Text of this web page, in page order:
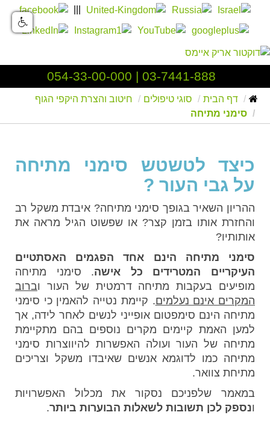
03-7441-888
|
054-33-00-000
דף הבית סוגי טיפולים
חיטוב והצרת היקפי הגוף
סימני מתיחה
כיצד לטשטש סימני מתיחה
על גבי העור ?
ההריון השאיר בגופך סימני מתיחה? איבדת משקל רב
והחזרת אותו בזמן קצר? או שפשוט הגיל מראה את
אותותיו?
סימני מתיחה הינם אחד הפגמים האסתטיים
העיקריים המטרידים כל אישה. סימני מתיחה
מופיעים בעקבות מתיחה דרמטית של העור וברוב
המקרים אינם נעלמים. קיימת נטייה להאמין כי סימני
מתיחה הינם סימפטום אופייני לנשים לאחר לידה, אך
למען האמת קיימים מקרים נוספים בהם מתקיימת
מתיחה של העור ועולה האפשרות להיווצרות סימני
מתיחה כמו לדוגמא אנשים שאיבדו משקל וצריכים
מתיחת צוואר.
במאמר שלפניכם נסקור את מכלול האפשרויות
ונספק לכן תשובות לשאלות הבוערות ביותר.